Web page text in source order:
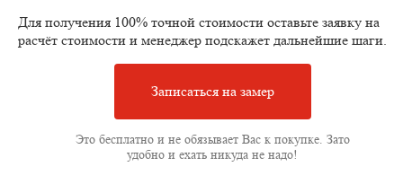
Для получения 100% точной стоимости оставьте заявку на
расчёт стоимости и менеджер подскажет дальнейшие шаги.
Записаться на замер
Это бесплатно и не обязывает Вас к покупке. Зато
удобно и ехать никуда не надо!